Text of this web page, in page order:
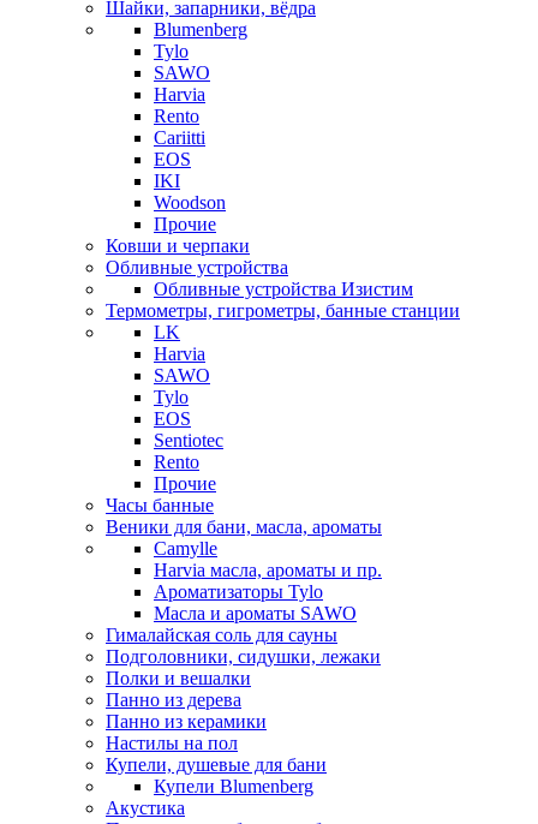
Шайки, запарники, вёдра
Blumenberg
Tylo
SAWO
Harvia
Rento
Cariitti
EOS
IKI
Woodson
Прочие
Ковши и черпаки
Обливные устройства
Обливные устройства Изистим
Термометры, гигрометры, банные станции
LK
Harvia
SAWO
Tylo
EOS
Sentiotec
Rento
Прочие
Часы банные
Веники для бани, масла, ароматы
Camylle
Harvia масла, ароматы и пр.
Ароматизаторы Tylo
Масла и ароматы SAWO
Гималайская соль для сауны
Подголовники, сидушки, лежаки
Полки и вешалки
Панно из дерева
Панно из керамики
Настилы на пол
Купели, душевые для бани
Купели Blumenberg
Акустика